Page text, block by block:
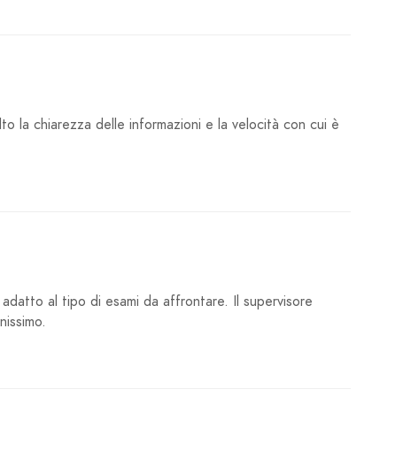
la chiarezza delle informazioni e la velocità con cui è
al tipo di esami da affrontare. Il supervisore